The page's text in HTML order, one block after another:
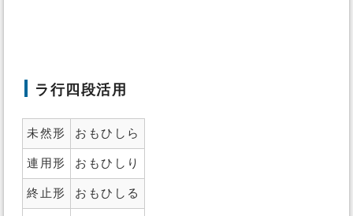
ラ行四段活用
未然形 おもひしら
連用形 おもひしり
終止形 おもひしる